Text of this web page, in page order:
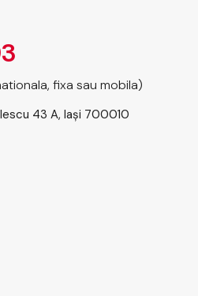
fixa sau mobila)
43 A, Iași 700010